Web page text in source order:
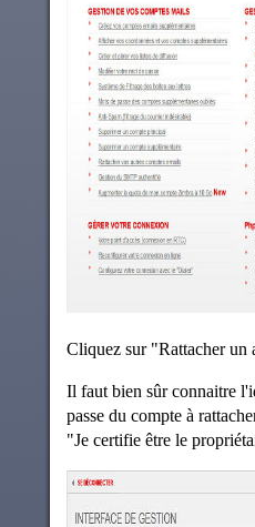
Cliquez sur "Rattacher un
Il faut bien sûr connaitre
passe du compte à
"Je certifie être le